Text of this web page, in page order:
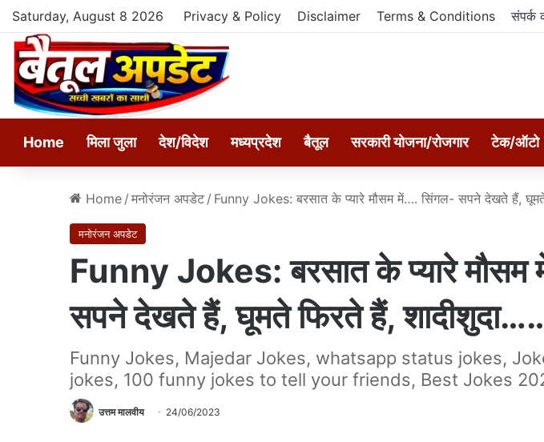
Saturday, August 8 2026 Privacy & Policy Disclaimer Terms & Conditions संपर्क
Home मिला जुला देश/विदेश मध्यप्रदेश बैतूल सरकारी योजना/रोजगार टेक/ऑटो
Home / मनोरंजन अपडेट / Funny Jokes: बरसात के प्यारे मौसम में…. सिंगल- सपने देखते हैं,
मनोरंजन अपडेट
Funny Jokes: बरसात के प्यारे
सपने देखते हैं, घूमते फिरते हैं,
Funny Jokes, Majedar Jokes, whatsapp status jokes,
jokes, 100 funny jokes to tell your friends, Best Jokes
उत्तम मालवीय 24/06/2023